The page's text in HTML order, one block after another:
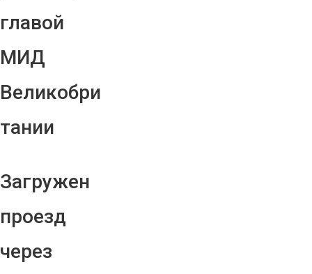
главой
МИД
Великобри
тании
Загружен
проезд
через